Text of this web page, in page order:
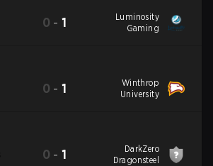
0 -1
Luminosity
Gaming
0 -1
Winthrop
University
0 -1
DarkZero
Dragonsteel